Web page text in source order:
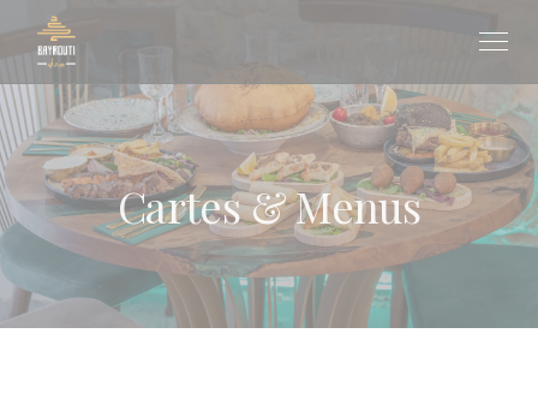
Personnalisation de vos choix en matière de cookies
Cartes & Menus